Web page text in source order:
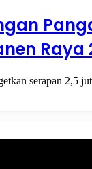
Raya
serapan 2,5